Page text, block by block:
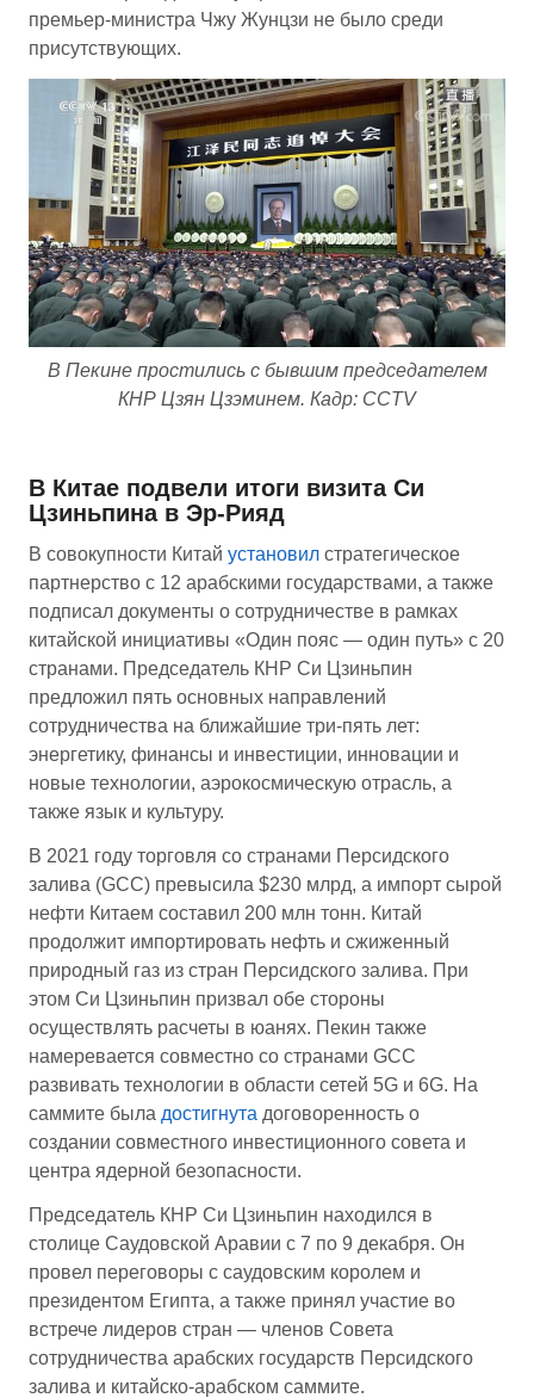
премьер-министра Чжу Жунцзи не было среди
присутствующих.
В Пекине простились с бывшим председателем
КНР Цзян Цзэминем. Кадр: CCTV
В Китае подвели итоги визита Си
Цзиньпина в Эр-Рияд
В совокупности Китай установил стратегическое
партнерство с 12 арабскими государствами, а также
подписал документы о сотрудничестве в рамках
китайской инициативы «Один пояс — один путь» с 20
странами. Председатель КНР Си Цзиньпин
предложил пять основных направлений
сотрудничества на ближайшие три-пять лет:
энергетику, финансы и инвестиции, инновации и
новые технологии, аэрокосмическую отрасль, а
также язык и культуру.
В 2021 году торговля со странами Персидского
залива (GCC) превысила $230 млрд, а импорт сырой
нефти Китаем составил 200 млн тонн. Китай
продолжит импортировать нефть и сжиженный
природный газ из стран Персидского залива. При
этом Си Цзиньпин призвал обе стороны
осуществлять расчеты в юанях. Пекин также
намеревается совместно со странами GCC
развивать технологии в области сетей 5G и 6G. На
саммите была достигнута договоренность о
создании совместного инвестиционного совета и
центра ядерной безопасности.
Председатель КНР Си Цзиньпин находился в
столице Саудовской Аравии с 7 по 9 декабря. Он
провел переговоры с саудовским королем и
президентом Египта, а также принял участие во
встрече лидеров стран — членов Совета
сотрудничества арабских государств Персидского
залива и китайско-арабском саммите.